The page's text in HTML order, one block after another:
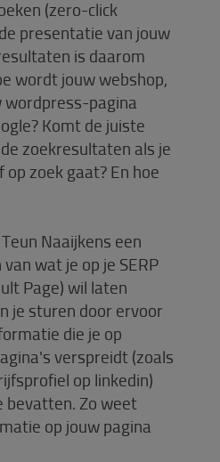
(zero-click
presentatie van jouw
is daarom
wordt jouw webshop,
wordpress-pagina
Komt de juiste
zoekresultaten als je
zoek gaat? En hoe
Naaijkens een
wat je op je SERP
Page) wil laten
je sturen door ervoor
die je op
verspreidt (zoals
op linkedin)
bevatten. Zo weet
op jouw pagina